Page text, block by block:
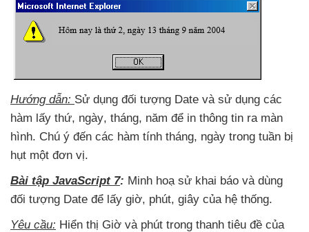
Hướng dẫn: Sử dụng đối tượng Date và sử dụng các
hàm lấy thứ, ngày, tháng, năm để in thông tin ra màn
hình. Chú ý đến các hàm tính tháng, ngày trong tuần bị
hụt một đơn vị.
Bài tập JavaScript 7: Minh hoạ sử khai báo và dùng
đối tượng Date để lấy giờ, phút, giây của hệ thống.
Yêu cầu: Hiển thị Giờ và phút trong thanh tiêu đề của